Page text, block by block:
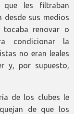
que les filtraban
desde sus medios
renovar o
condicionar la
no eran leales
y, por supuesto,
de los clubes le
de que los